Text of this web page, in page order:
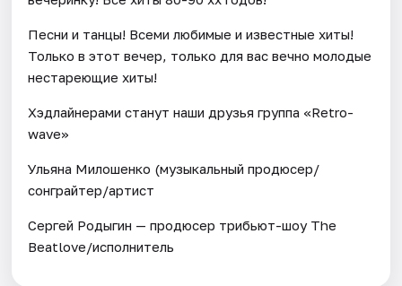
Песни и танцы! Всеми любимые и известные хиты!
Только в этот вечер, только для вас вечно молодые
нестареющие хиты!
Хэдлайнерами станут наши друзья группа «Retro-
wave»
Ульяна Милошенко (музыкальный продюсер/
сонграйтер/артист
Сергей Родыгин — продюсер трибьют-шоу The
Beatlove/исполнитель